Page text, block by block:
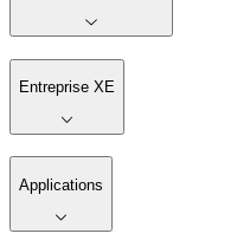
Entreprise XE
Applications